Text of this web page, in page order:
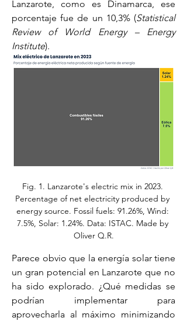
Lanzarote, como es Dinamarca, ese
porcentaje fue de un 10,3% (Statistical
Review of World Energy – Energy
Institute).
Fig. 1. Lanzarote's electric mix in 2023.
Percentage of net electricity produced by
energy source. Fossil fuels: 91.26%, Wind:
7.5%, Solar: 1.24%. Data: ISTAC. Made by
Oliver Q.R.
Parece obvio que la energía solar tiene
un gran potencial en Lanzarote que no
ha sido explorado. ¿Qué medidas se
podrían implementar para
aprovecharla al máximo minimizando